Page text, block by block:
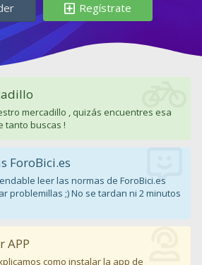
Regístrate
mercadillo , quizás encuentres esa
tanto buscas !
ForoBici.es
leer las normas de ForoBici.es
problemillas ;) No se tardan ni 2 minutos
APP
como instalar la app de